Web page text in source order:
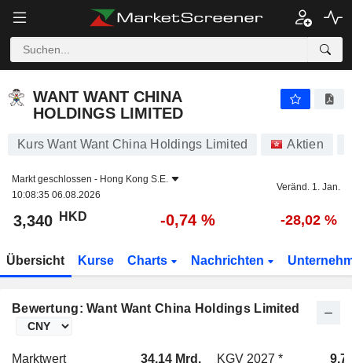
WANT WANT CHINA
HOLDINGS LIMITED
Kurs Want Want China Holdings Limited Aktien
Markt geschlossen - Hong Kong S.E.
10:08:35 06.08.2026
Veränd. 1. Jan.
3,340 HKD -0,74 % -28,02 %
Übersicht Kurse Charts Nachrichten
Bewertung: Want Want China Holdings Limited
Marktwert 34,14 Mrd. KGV 2027 *